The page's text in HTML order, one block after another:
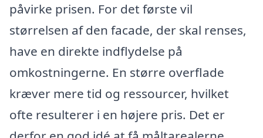
påvirke prisen. For det første vil
størrelsen af den facade, der skal renses,
have en direkte indflydelse på
omkostningerne. En større overflade
kræver mere tid og ressourcer, hvilket
ofte resulterer i en højere pris. Det er